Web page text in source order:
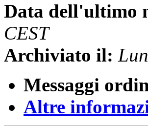
Data dell'ultimo
CEST
Archiviato il:
Messaggi
Altre